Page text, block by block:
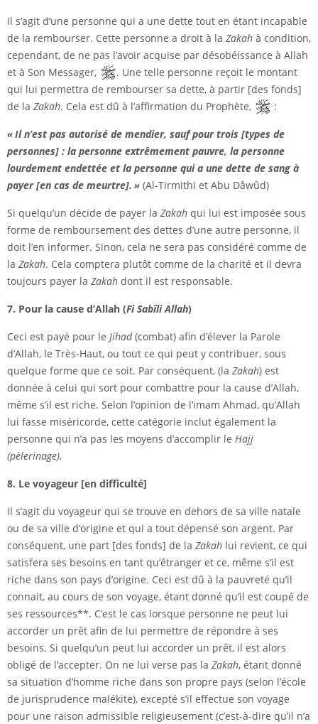
Il s’agit d’une personne qui a une dette tout en étant incapable
de la rembourser. Cette personne a droit à la Zakah à condition,
cependant, de ne pas l’avoir acquise par désobéissance à Allah
et à Son Messager,
. Une telle personne reçoit le montant
qui lui permettra de rembourser sa dette, à partir [des fonds]
de la Zakah. Cela est dû à l’affirmation du Prophète, :
« Il n’est pas autorisé de mendier, sauf pour trois [types de
personnes] : la personne extrêmement pauvre, la personne
lourdement endettée et la personne qui a une dette de sang à
payer [en cas de meurtre]. » (Al-Tirmithi et Abu Dâwûd)
Si quelqu’un décide de payer la Zakah qui lui est imposée sous
forme de remboursement des dettes d’une autre personne, il
doit l’en informer. Sinon, cela ne sera pas considéré comme de
la Zakah. Cela comptera plutôt comme de la charité et il devra
toujours payer la Zakah dont il est responsable.
7. Pour la cause d’Allah (Fi Sabîli Allah)
Ceci est payé pour le Jihad(combat) afin d’élever la Parole
d’Allah, le Très-Haut, ou tout ce qui peut y contribuer, sous
quelque forme que ce soit. Par conséquent, (la Zakah) est
donnée à celui qui sort pour combattre pour la cause d’Allah,
même s’il est riche. Selon l’opinion de l’imam Ahmad, qu’Allah
lui fasse miséricorde, cette catégorie inclut également la
personne qui n’a pas les moyens d’accomplir le Hajj
(pèlerinage).
8. Le voyageur [en difficulté]
Il s’agit du voyageur qui se trouve en dehors de sa ville natale
ou de sa ville d’origine et qui a tout dépensé son argent. Par
conséquent, une part [des fonds] de la Zakah lui revient, ce qui
satisfera ses besoins en tant qu’étranger et ce, même s’il est
riche dans son pays d’origine. Ceci est dû à la pauvreté qu’il
connait, au cours de son voyage, étant donné qu’il est coupé de
ses ressources**. C’est le cas lorsque personne ne peut lui
accorder un prêt afin de lui permettre de répondre à ses
besoins. Si quelqu’un peut lui accorder un prêt, il est alors
obligé de l’accepter. On ne lui verse pas la Zakah, étant donné
sa situation d’homme riche dans son propre pays (selon l’école
de jurisprudence malékite), excepté s’il effectue son voyage
pour une raison admissible religieusement (c’est-à-dire qu’il n’a